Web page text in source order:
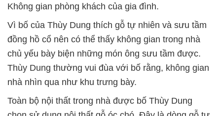
Không gian phòng khách của gia đình.
Vì bố của Thùy Dung thích gỗ tự nhiên và sưu tầm
đồng hồ cổ nên có thể thấy không gian trong nhà
chủ yếu bày biện những món ông sưu tầm được.
Thùy Dung thường vui đùa với bố rằng, không gian
nhà nhìn qua như khu trưng bày.
Toàn bộ nội thất trong nhà được bố Thùy Dung